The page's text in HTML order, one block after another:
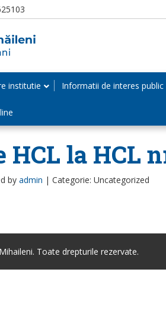
institutie Informatii de interes public
HCL la HCL
by admin | Categorie: Uncategorized
Toate drepturile rezervate.